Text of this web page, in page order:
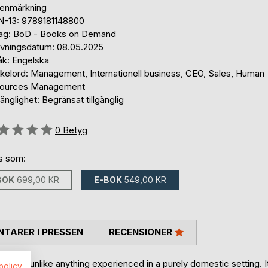
13: 9789181148800
BoD - Books on Demand
08.05.2025
Engelska
Management, Internationell business, CEO, Sales, Human
Management
Begränsat tillgänglig
0 Betyg
som:
699,00 KR E-BOK 549,00 KR
are unlike anything experienced in a purely domestic setting.
I PRESSEN RECENSIONER